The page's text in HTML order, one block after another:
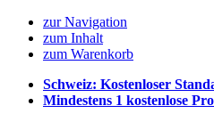
zur Navigation
zum Inhalt
zum Warenkorb
Schweiz: Kostenloser
Mindestens 1 kostenlose